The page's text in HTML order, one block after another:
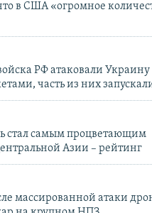
в США «огромное
РФ атаковали
часть из них
стал самым процветающим
Азии – рейтинг
массированной атаки